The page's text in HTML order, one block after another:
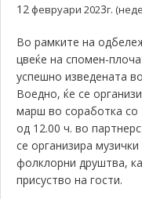
12 февруари 2023г.
Во рамките на
цвеќе на спомен-
успешно изведената
Воедно, ќе се
марш во соработка со
од 12.00 ч. во
се организира
фолклорни друштва,
присуство на гости.